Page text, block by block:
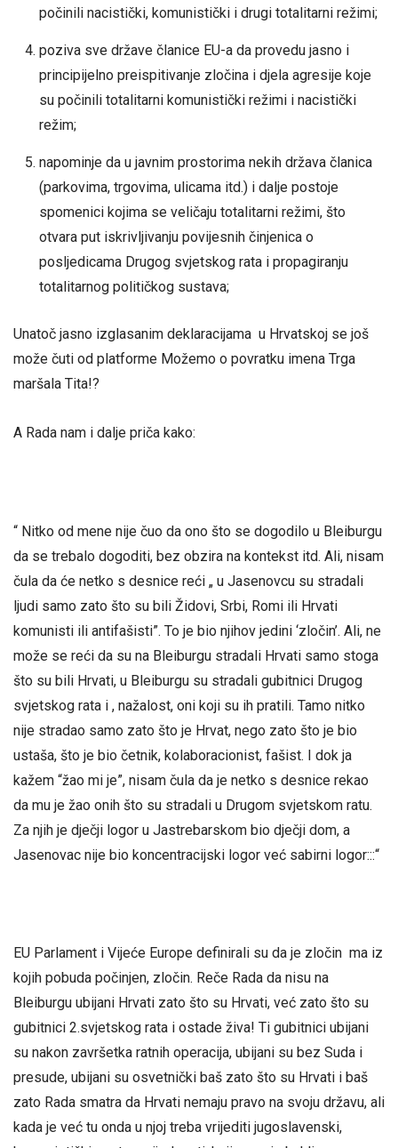
počinili nacistički, komunistički i drugi totalitarni režimi;
poziva sve države članice EU-a da provedu jasno i
principijelno preispitivanje zločina i djela agresije koje
su počinili totalitarni komunistički režimi i nacistički
režim;
napominje da u javnim prostorima nekih država članica
(parkovima, trgovima, ulicama itd.) i dalje postoje
spomenici kojima se veličaju totalitarni režimi, što
otvara put iskrivljivanju povijesnih činjenica o
posljedicama Drugog svjetskog rata i propagiranju
totalitarnog političkog sustava;
Unatoč jasno izglasanim deklaracijama u Hrvatskoj se još
može čuti od platforme Možemo o povratku imena Trga
maršala Tita!?
A Rada nam i dalje priča kako:
“ Nitko od mene nije čuo da ono što se dogodilo u Bleiburgu
da se trebalo dogoditi, bez obzira na kontekst itd. Ali, nisam
čula da će netko s desnice reći „ u Jasenovcu su stradali
ljudi samo zato što su bili Židovi, Srbi, Romi ili Hrvati
komunisti ili antifašisti”. To je bio njihov jedini ‘zločin’. Ali, ne
može se reći da su na Bleiburgu stradali Hrvati samo stoga
što su bili Hrvati, u Bleiburgu su stradali gubitnici Drugog
svjetskog rata i , nažalost, oni koji su ih pratili. Tamo nitko
nije stradao samo zato što je Hrvat, nego zato što je bio
ustaša, što je bio četnik, kolaboracionist, fašist. I dok ja
kažem “žao mi je”, nisam čula da je netko s desnice rekao
da mu je žao onih što su stradali u Drugom svjetskom ratu.
Za njih je dječji logor u Jastrebarskom bio dječji dom, a
Jasenovac nije bio koncentracijski logor već sabirni logor:::“
EU Parlament i Vijeće Europe definirali su da je zločin ma iz
kojih pobuda počinjen, zločin. Reče Rada da nisu na
Bleiburgu ubijani Hrvati zato što su Hrvati, već zato što su
gubitnici 2.svjetskog rata i ostade živa! Ti gubitnici ubijani
su nakon završetka ratnih operacija, ubijani su bez Suda i
presude, ubijani su osvetnički baš zato što su Hrvati i baš
zato Rada smatra da Hrvati nemaju pravo na svoju državu, ali
kada je već tu onda u njoj treba vrijediti jugoslavenski,